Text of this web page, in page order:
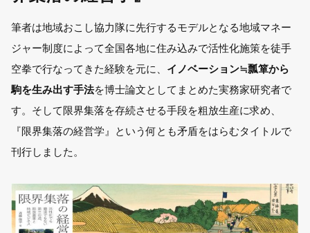
筆者は地域おこし協力隊に先行するモデルとなる地域マネー
ジャー制度によって全国各地に住み込みで活性化施策を徒手
空拳で行なってきた経験を元に、 イノベーション≒瓢箪から
駒を生み出す手法を博士論文としてまとめた実務家研究者で
す。そして限界集落を存続させる手段を粗放生産に求め、
『限界集落の経営学』という何とも矛盾をはらむタイトルで
刊行しました。